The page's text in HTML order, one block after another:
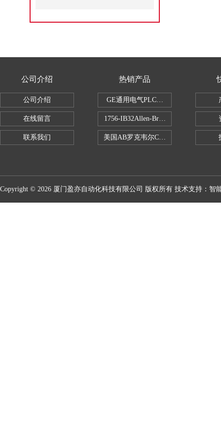
公司介绍
公司介绍
在线留言
联系我们
热销产品
GE通用电气PLC控制器
1756-IB32Allen-Bradley1756IB32数字
美国AB罗克韦尔CPU处理器
Copyright © 2026 厦门盈亦自动化科技有限公司 版权所有 技术支持： 智